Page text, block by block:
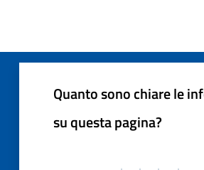
Quanto sono chiare le
su questa pagina?